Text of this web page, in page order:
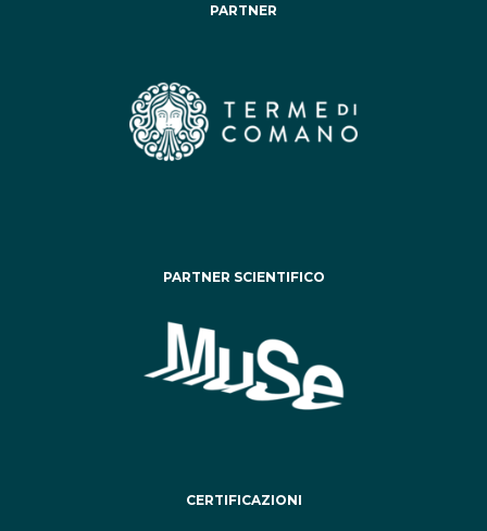
PARTNER
PARTNER SCIENTIFICO
CERTIFICAZIONI